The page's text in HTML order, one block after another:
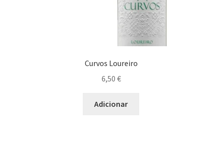
Curvos Loureiro
6,50 €
Adicionar